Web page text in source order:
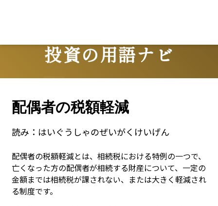
投資の用語ナビ
Terms
配偶者の税額軽減
読み： はいぐうしゃのぜいがくけいげん
配偶者の税額軽減とは、相続税における特例の一つで、
亡くなった方の配偶者が相続する財産について、一定の
金額までは相続税が課されない、または大きく軽減され
る制度です。